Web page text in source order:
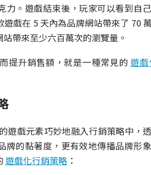
力。遊戲結束後，玩家可以看到自
戲在 5 天內為品牌網站帶來了 70
帶來至少六百萬次的瀏覽量。
提升銷售額，就是一種常見的 遊
遊戲元素巧妙地融入行銷策略中，
牌的黏著度，更有效地傳播品牌形
遊戲化行銷策略：